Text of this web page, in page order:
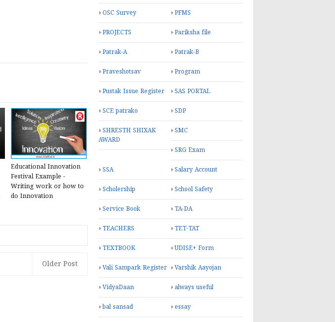
Educational Innovation
Festival Example -
Writing work or how to
do Innovation
Older Post
OSC Survey PFMS
PROJECTS Pariksha file
Patrak-A Patrak-B
Praveshotsav Program
Pustak Issue Register SAS PORTAL
SCE patrako SDP
SHRESTH SHIXAK
AWARD
SMC
SRG Exam
SSA Salary Account
Scholership School Safety
Service Book TA-DA
TEACHERS TET-TAT
TEXTBOOK UDISE+ Form
Vali Sampark Register Varshik Aayojan
VidyaDaan always useful
bal sansad essay